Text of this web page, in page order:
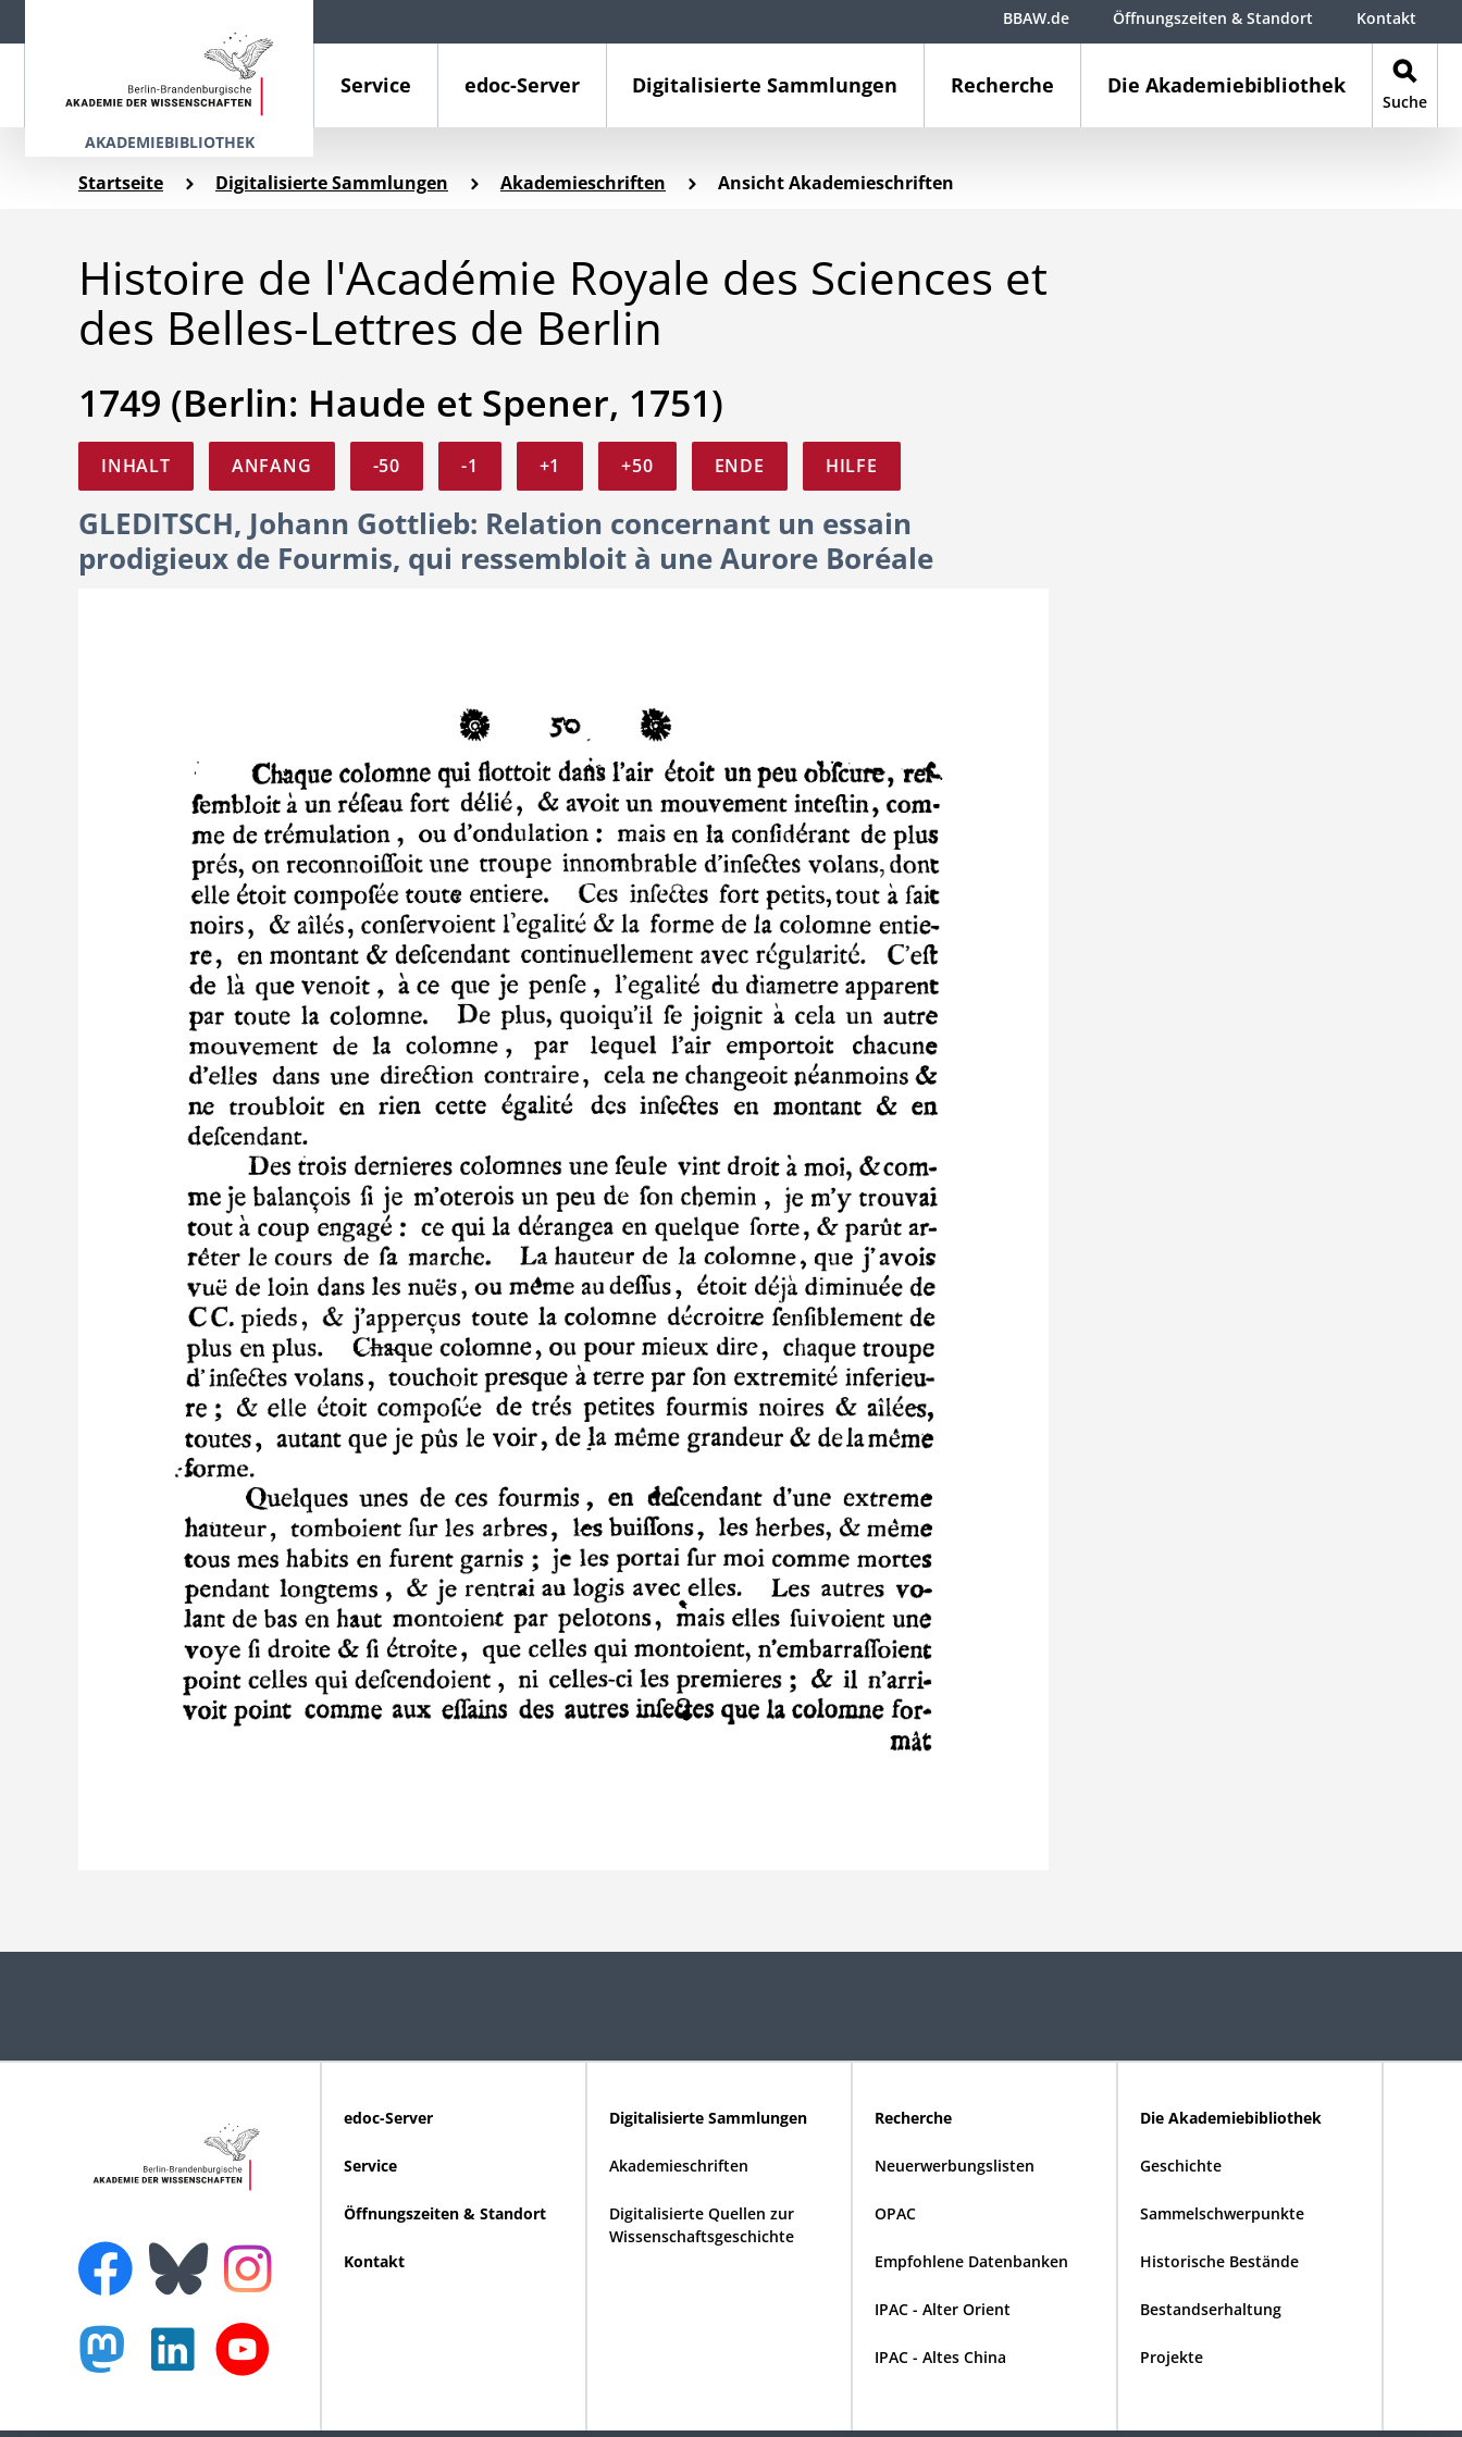
AKADEMIEBIBLIOTHEK
Service edoc-Server Digitalisierte Sammlungen Recherche Die Akademiebibliothek
Suche
BBAW.de Öffnungszeiten & Standort Kontakt
Startseite Digitalisierte Sammlungen Akademieschriften Ansicht Akademieschriften
Histoire de l'Académie Royale des Sciences et
des Belles-Lettres de Berlin
1749 (Berlin: Haude et Spener, 1751)
INHALT ANFANG -50 -1 +1 +50 ENDE HILFE
GLEDITSCH, Johann Gottlieb: Relation concernant un essain
prodigieux de Fourmis, qui ressembloit à une Aurore Boréale
edoc-Server
Service
Öffnungszeiten & Standort
Kontakt
Digitalisierte Sammlungen
Akademieschriften
Digitalisierte Quellen zur
Wissenschaftsgeschichte
Recherche
Neuerwerbungslisten
OPAC
Empfohlene Datenbanken
IPAC - Alter Orient
IPAC - Altes China
Die Akademiebibliothek
Geschichte
Sammelschwerpunkte
Historische Bestände
Bestandserhaltung
Projekte